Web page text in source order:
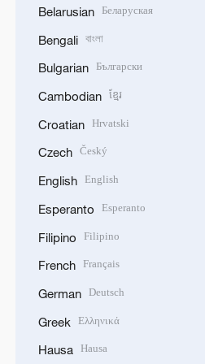
Belarusian Беларуская
Bengali বাংলা
Bulgarian Български
Cambodian ខ្មែរ
Croatian Hrvatski
Czech Český
English English
Esperanto Esperanto
Filipino Filipino
French Français
German Deutsch
Greek Ελληνικά
Hausa Hausa